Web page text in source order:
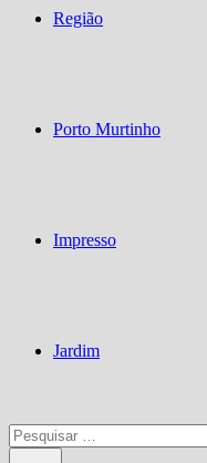
Região
Porto Murtinho
Impresso
Jardim
Pesquisar
por: